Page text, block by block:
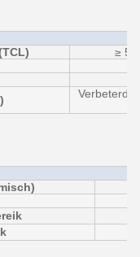
≥
Verbeterde